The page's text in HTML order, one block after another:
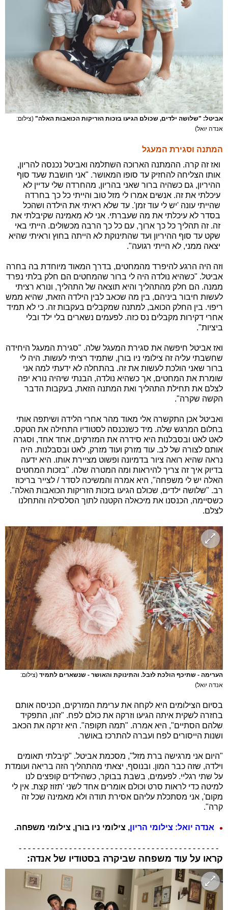
אביטל: "שלושה ילדים, שכולם הגיעו בזכות הזריקות הכואבות האלה" (צילום:
אנדה יואל)
המתנה וסגירת המעגל
ואז זה קרה. ההמתנה הארוכה השתלמה ואביטל נכנסה להריון,
אותו הצליחה להחזיק עד סופו המאושר. "אני חושבת שעד סוף
ההיריון, גם כשהיה ברור שאני בהריון, מהחרדה שלי עדיין לא
עיכלתי את זה. אנשים אמרו לי מזל טוב והייתי כל כך בחרדה
שהייתי עונה 'יש לי עוד זמן'. עד שלא ראיתי את הילדה ושהכל
בסדר לא עיכלתי את מה שעברתי. אני לא מאמינה שקיבלתי את
זה. זה תהליך כל כך ארוך, עם כל כך הרבה מכשולים. הייתי באי
שקט עד סוף ההיריון ועד שהתינוקת לא הייתה בחוץ וראיתי שהיא
יצאה ממני, לא הייתי רגועה".
וזה היה הרגע להיפרד מהמחטים, בדרך המאוד מיוחדת בה בחרה
אביטל. "כשהיא נולדה היה לי ברור שהמחטים הם חלק בלתי נפרד
ממנה. הם חלק מהתהליך והיא תוצאה של התהליך, ונורא רציתי
לעשות חיבור ביניהם, בין מה שכאב לבין הילדה הזאת, שהיא ממש
ריפוי. בין החלק הכואב, למתנה שמקבלים בעקבות זה. כי לא תמיד
אחרי דקירות מקבלים נס כזה. לפעמים נשארים בלי ילד ובלי
ביציות".
ואז אביטל חיפשה את סגירת המעגל שלה. "סגירת המעגל היחידה
שחשבתי עליה זה צילומי ניו בורן, שתמיד רציתי לעשות. היה לי
ברור שאני הולכת לעשות את זה. בהתחלה לא ידעתי למה אני
שומרת את המחטים, אך כשהיא נולדה, הבנתי שיהיה נורא יפה
לצלם את תחילת התהליך ואת המתנה הזאת, בעקבות הדבר
הקשה שקרה".
ואביטל אכן התקשרה אלי מאוד מהר אחרי הלידה ושיתפה אותי
בחלום המרגש שלה. מיד כשנכנסה לסטודיו התחילה את הטקס.
לאט לאט ובסבלנות היא סידרה את המזרקים, אחד אחד, וסגרה
אותם לצורה של לב. עוד מזרק ועוד מזרק, לאט ובסבלנות. היה
נראה שהיא רואה ציור בדמיונה ופשוט מציירת אותו. היא ידעה
בדיוק איך זה צריך להיראות ומה המטרה שלה. "בזכות המחטים
האלה יש לי משפחה", היא אמרה והמשיכה לסדר / לצייר בריכוז
רב. "שלושה ילדים, שכולם הגיעו בזכות הזריקות הכואבות האלה".
כשסיימה, הכנסנו את מיכאלה הקטנה לתוך הסלסילה והתחלנו
לצלם.
הערימה - שתיכף הולכת לזבל. והתינוקת והאושר - שנשארים לתמיד (צילום:
אנדה יואל)
בסיום הצילומים היא לקחה את ערימת המזרקים, הכניסה אותם
בחזרה לשקית איתה הגיעו וזרקה את כולם לפח. "זהו, התפקיד
שלהם הסתיים", היא אמרה. "תמה תקופה". היא זרקה את הכאב
ושנות הייסורים לפח ועברה להתרכז באושר.
"היום אני מרגישה ברת מזל", מסכמת אביטל. "קיבלתי תאומים
וילדה, שזה כבר המון. ובנוסף, יצאתי מהתהליך הזה בריאה ועומדת
על שתי רגליי. לפעמים, בשבת בבוקר, כשהילדים קופצים לנו
למיטה כדי לראות סרט וכולם אומרים אחד לשני 'תזוז קצת. אין לי
מקום', אני מסתכלת עליהם אסירת תודה ולא מאמינה שכל זה
קרה".
אנדה יואל: צילומי הריון, צילומי ניו בורן, צילומי משפחה.
- - - - - - - - - - - - - - - - - - - - - - - - - - - - - - - - - - - - - - - - - - - -
קראו על עוד משפחה שביקרה בסטודיו של אנדה: